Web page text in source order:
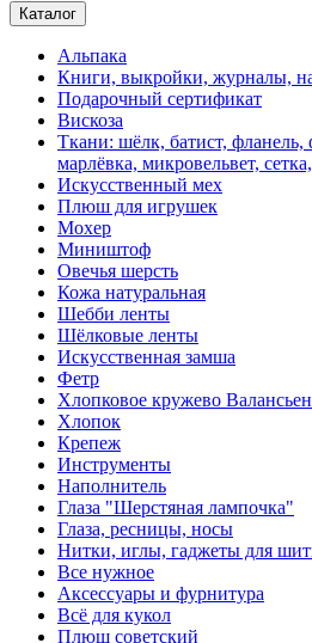
Каталог
Альпака
Книги, выкройки, журналы,
Подарочный сертификат
Вискоза
Ткани: шёлк, батист,
марлёвка, микровельвет,
Искусственный мех
Плюш для игрушек
Мохер
Миништоф
Овечья шерсть
Кожа натуральная
Шебби ленты
Шёлковые ленты
Искусственная замша
Фетр
Хлопковое кружево Валансьен
Хлопок
Крепеж
Инструменты
Наполнитель
Глаза "Шерстяная лампочка"
Глаза, ресницы, носы
Нитки, иглы, гаджеты для
Все нужное
Аксессуары и фурнитура
Всё для кукол
Плюш советский